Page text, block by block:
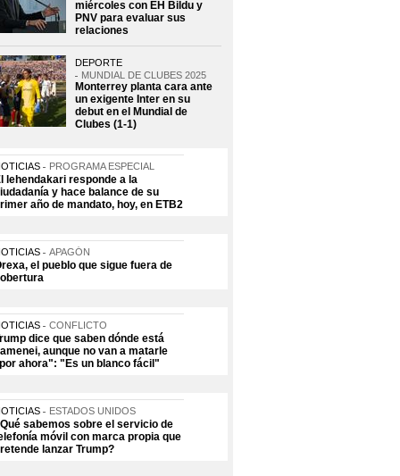
miércoles con EH Bildu y
PNV para evaluar sus
relaciones
DEPORTE
MUNDIAL DE CLUBES 2025
Monterrey planta cara ante
un exigente Inter en su
debut en el Mundial de
Clubes (1-1)
PROGRAMA ESPECIAL
lehendakari responde a la
y hace balance de su
año de mandato, hoy, en ETB2
APAGÓN
el pueblo que sigue fuera de
CONFLICTO
dice que saben dónde está
aunque no van a matarle
ahora": "Es un blanco fácil"
ESTADOS UNIDOS
sabemos sobre el servicio de
móvil con marca propia que
lanzar Trump?